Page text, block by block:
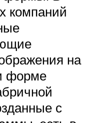
компаний
на
форме
с